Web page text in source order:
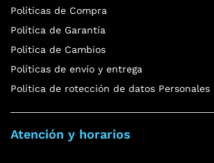
Políticas de Compra
Política de Garantía
Política de Cambios
Políticas de envío y entrega
Política de rotección de datos Personales
Atención y horarios